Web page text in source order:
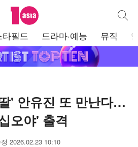
텐아시아 통합
필드 드라마·예능 뮤직
' 안유진 또 만난다…
오야' 출격
2026.02.23 10:10